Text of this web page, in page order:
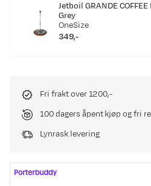
Jetboil GRANDE COFFEE
Grey
OneSize
price
349,-
Fri frakt over 1200,-
100 dagers åpent kjøp og fri
Lynrask levering